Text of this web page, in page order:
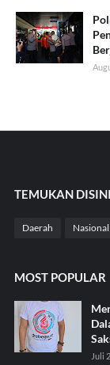
TEMUKAN
Daerah Nasional
MOST POPULAR
Juli